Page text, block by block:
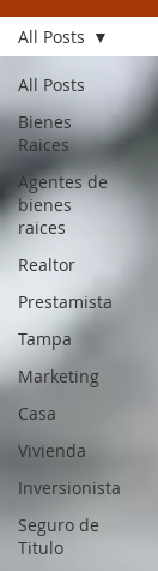
All Posts
Bienes
Raices
Agentes de
bienes
raices
Realtor
Prestamista
Tampa
Marketing
Casa
Vivienda
Inversionista
Seguro de
Titulo
All Posts